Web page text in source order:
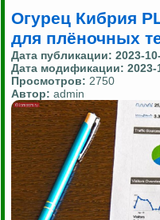
Огурец Кибрия
для плёночных
Дата публикации: 2023-
Дата модификации: 2023-
Просмотров: 2750
Автор: admin